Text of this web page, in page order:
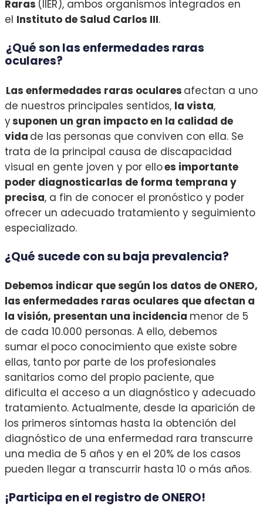
Raras (IIER), ambos organismos integrados en
el Instituto de Salud Carlos III.
¿Qué son las enfermedades raras
oculares?
Las enfermedades raras oculares afectan a uno
de nuestros principales sentidos, la vista,
ysuponen un gran impacto en la calidad de
vida de las personas que conviven con ella. Se
trata de la principal causa de discapacidad
visual en gente joven y por elloes importante
poder diagnosticarlas de forma temprana y
precisa, a fin de conocer el pronóstico y poder
ofrecer un adecuado tratamiento y seguimiento
especializado.
¿Qué sucede con su baja prevalencia?
Debemos indicar que según los datos de ONERO,
las enfermedades raras oculares que afectan a
la visión, presentan una incidencia menor de 5
de cada 10.000 personas. A ello, debemos
sumar el poco conocimiento que existe sobre
ellas, tanto por parte de los profesionales
sanitarios como del propio paciente, que
dificulta el acceso a un diagnóstico y adecuado
tratamiento. Actualmente, desde la aparición de
los primeros síntomas hasta la obtención del
diagnóstico de una enfermedad rara transcurre
una media de 5 años y en el 20% de los casos
pueden llegar a transcurrir hasta 10 o más años.
¡Participa en el registro de ONERO!